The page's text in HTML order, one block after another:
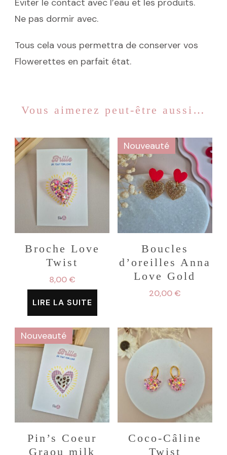
Éviter le contact avec l’eau et les produits.
Ne pas dormir avec.
Tous cela vous permettra de conserver vos
Flowerettes en parfait état.
Vous aimerez peut-être aussi…
Broche Love
Twist
8,00€
LIRE LA SUITE
Nouveauté
Boucles
d’oreilles Anna
Love Gold
20,00€
Nouveauté
Pin’s Coeur
Graou milk
Coco-Câline
Twist